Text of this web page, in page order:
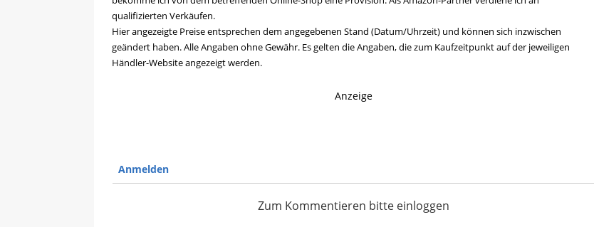
qualifizierten Verkäufen.
Hier angezeigte Preise entsprechen dem angegebenen Stand (Datum/Uhrzeit) und können sich inzwischen
geändert haben. Alle Angaben ohne Gewähr. Es gelten die Angaben, die zum Kaufzeitpunkt auf der jeweiligen
Händler-Website angezeigt werden.
Anzeige
Anmelden
Zum Kommentieren bitte einloggen